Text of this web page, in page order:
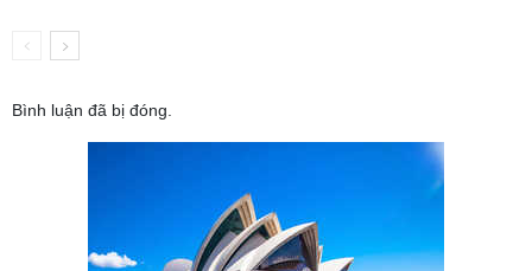
Bình luận đã bị đóng.